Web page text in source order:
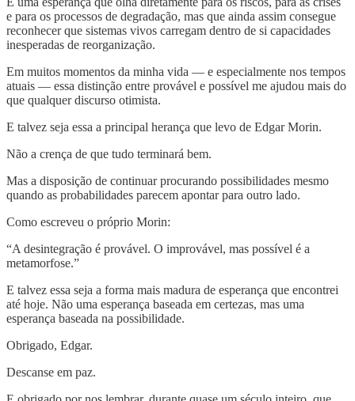
e para os processos de degradação, mas que ainda assim consegue
reconhecer que sistemas vivos carregam dentro de si capacidades
inesperadas de reorganização.
Em muitos momentos da minha vida — e especialmente nos tempos
atuais — essa distinção entre provável e possível me ajudou mais do
que qualquer discurso otimista.
E talvez seja essa a principal herança que levo de Edgar Morin.
Não a crença de que tudo terminará bem.
Mas a disposição de continuar procurando possibilidades mesmo
quando as probabilidades parecem apontar para outro lado.
Como escreveu o próprio Morin:
“A desintegração é provável. O improvável, mas possível é a
metamorfose.”
E talvez essa seja a forma mais madura de esperança que encontrei
até hoje. Não uma esperança baseada em certezas, mas uma
esperança baseada na possibilidade.
Obrigado, Edgar.
Descanse em paz.